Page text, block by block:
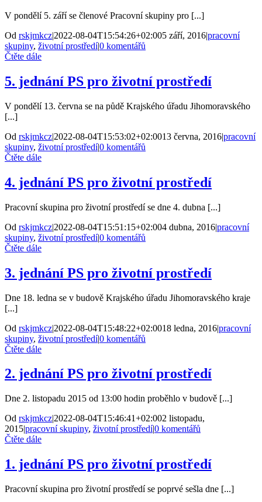
V pondělí 5. září se členové Pracovní skupiny pro [...]
Od rskjmkcz|2022-08-04T15:54:26+02:005 září, 2016|pracovní
skupiny, životní prostředí|0 komentářů
Čtěte dále
5. jednání PS pro životní prostředí
V pondělí 13. června se na půdě Krajského úřadu Jihomoravského
[...]
Od rskjmkcz|2022-08-04T15:53:02+02:0013 června, 2016|pracovní
skupiny, životní prostředí|0 komentářů
Čtěte dále
4. jednání PS pro životní prostředí
Pracovní skupina pro životní prostředí se dne 4. dubna [...]
Od rskjmkcz|2022-08-04T15:51:15+02:004 dubna, 2016|pracovní
skupiny, životní prostředí|0 komentářů
Čtěte dále
3. jednání PS pro životní prostředí
Dne 18. ledna se v budově Krajského úřadu Jihomoravského kraje
[...]
Od rskjmkcz|2022-08-04T15:48:22+02:0018 ledna, 2016|pracovní
skupiny, životní prostředí|0 komentářů
Čtěte dále
2. jednání PS pro životní prostředí
Dne 2. listopadu 2015 od 13:00 hodin proběhlo v budově [...]
Od rskjmkcz|2022-08-04T15:46:41+02:002 listopadu,
2015|pracovní skupiny, životní prostředí|0 komentářů
Čtěte dále
1. jednání PS pro životní prostředí
Pracovní skupina pro životní prostředí se poprvé sešla dne [...]